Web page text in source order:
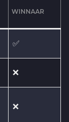
WINNAAR
✅
❌
❌